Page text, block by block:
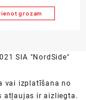
grozam
SIA "NordSide"
vai izplatīšana no
atļaujas ir aizliegta.